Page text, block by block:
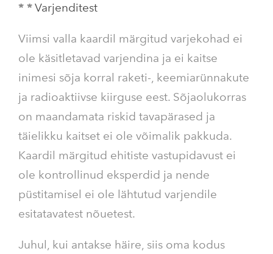
* *Varjenditest
Viimsi valla kaardil märgitud varjekohad ei
ole käsitletavad varjendina ja ei kaitse
inimesi sõja korral raketi-, keemiarünnakute
ja radioaktiivse kiirguse eest. Sõjaolukorras
on maandamata riskid tavapärased ja
täielikku kaitset ei ole võimalik pakkuda.
Kaardil märgitud ehitiste vastupidavust ei
ole kontrollinud eksperdid ja nende
püstitamisel ei ole lähtutud varjendile
esitatavatest nõuetest.
Juhul, kui antakse häire, siis oma kodus